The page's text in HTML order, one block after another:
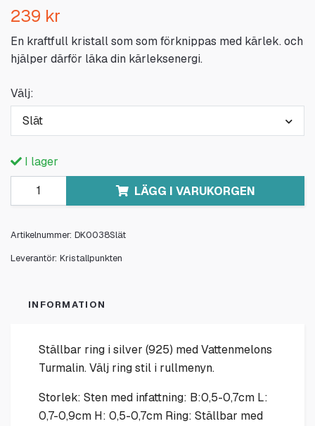
239 kr
En kraftfull kristall som som förknippas med kärlek. och
hjälper därför läka din kärleksenergi.
Välj:
Slät
I lager
LÄGG I VARUKORGEN
Artikelnummer: DK0038Slät
Leverantör: Kristallpunkten
INFORMATION
Ställbar ring i silver (925) med Vattenmelons
Turmalin. Välj ring stil i rullmenyn.
Storlek: Sten med infattning: B:0,5-0,7cm L:
0,7-0,9cm H: 0,5-0,7cm Ring: Ställbar med